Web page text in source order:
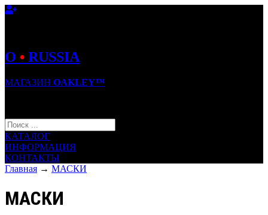
O • RUSSIA
МАГАЗИН OAKLEY™
КАТАЛОГ
ИНФОРМАЦИЯ
КОНТАКТЫ
Главная → МАСКИ
МАСКИ